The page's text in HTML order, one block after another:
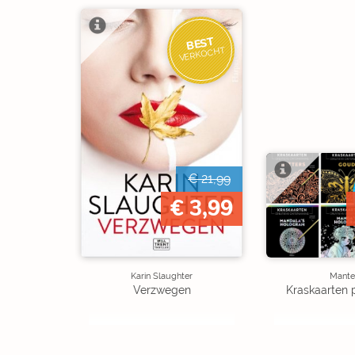
BEST
VERKOCHT
€ 21,99
€ 3,99
Karin Slaughter
Verzwegen Kraskaarten